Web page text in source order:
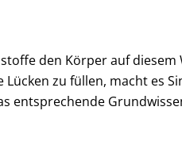
den Körper auf diesem
zu füllen, macht es
entsprechende